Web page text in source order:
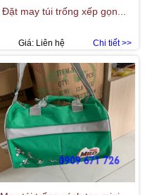
Đặt may túi trống xếp gọn...
Chi tiết >>
Giá: Liên hệ